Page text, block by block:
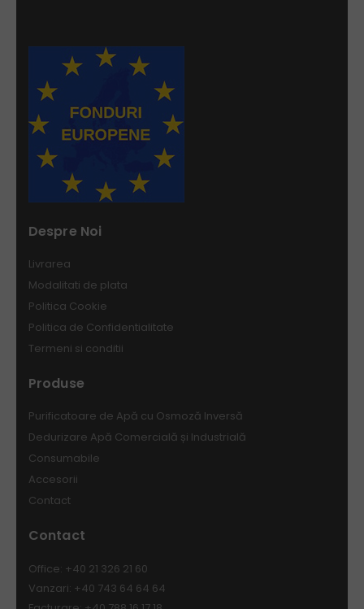
Despre Noi
Livrarea
Modalitati de plata
Politica Cookie
Politica de Confidentialitate
Termeni si conditii
Produse
Purificatoare de Apă cu Osmoză Inversă
Dedurizare Apă Comercială și Industrială
Consumabile
Accesorii
Contact
Contact
Office: +40 21 326 21 60
Vanzari: +40 743 64 64 64